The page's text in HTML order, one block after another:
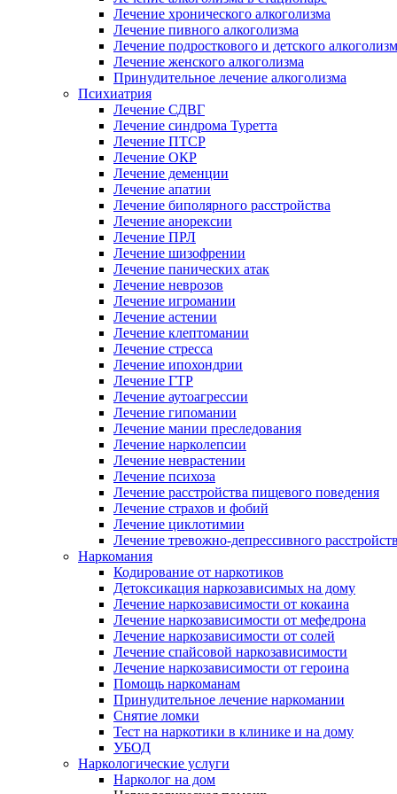
Лечение хронического алкоголизма
Лечение пивного алкоголизма
Лечение подросткового и детского
Лечение женского алкоголизма
Принудительное лечение алкоголизма
Психиатрия
Лечение СДВГ
Лечение синдрома Туретта
Лечение ПТСР
Лечение ОКР
Лечение деменции
Лечение апатии
Лечение биполярного расстройства
Лечение анорексии
Лечение ПРЛ
Лечение шизофрении
Лечение панических атак
Лечение неврозов
Лечение игромании
Лечение астении
Лечение клептомании
Лечение стресса
Лечение ипохондрии
Лечение ГТР
Лечение аутоагрессии
Лечение гипомании
Лечение мании преследования
Лечение нарколепсии
Лечение неврастении
Лечение психоза
Лечение расстройства пищевого поведения
Лечение страхов и фобий
Лечение циклотимии
Лечение тревожно-депрессивного
Наркомания
Кодирование от наркотиков
Детоксикация наркозависимых на дому
Лечение наркозависимости от кокаина
Лечение наркозависимости от мефедрона
Лечение наркозависимости от солей
Лечение спайсовой наркозависимости
Лечение наркозависимости от героина
Помощь наркоманам
Принудительное лечение наркомании
Снятие ломки
Тест на наркотики в клинике и на дому
УБОД
Наркологические услуги
Нарколог на дом